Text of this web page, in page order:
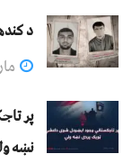
د
مارچ
پر
نښه